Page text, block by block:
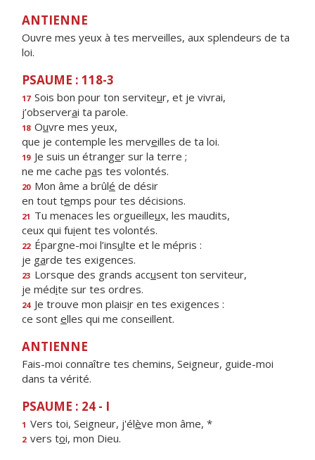
ANTIENNE
Ouvre mes yeux à tes merveilles, aux splendeurs de ta
loi.
PSAUME : 118-3
17 Sois bon pour ton serviteur, et je vivrai,
j’observerai ta parole.
18 Ouvre mes yeux,
que je contemple les merveilles de ta loi.
19 Je suis un étranger sur la terre ;
ne me cache pas tes volontés.
20 Mon âme a brûlé de désir
en tout temps pour tes décisions.
21 Tu menaces les orgueilleux, les maudits,
ceux qui fuient tes volontés.
22 Épargne-moi l’insulte et le mépris :
je garde tes exigences.
23 Lorsque des grands accusent ton serviteur,
je médite sur tes ordres.
24 Je trouve mon plaisir en tes exigences :
ce sont elles qui me conseillent.
ANTIENNE
Fais-moi connaître tes chemins, Seigneur, guide-moi
dans ta vérité.
PSAUME : 24 - I
1 Vers toi, Seigneur, j'élève mon âme, *
2 vers toi, mon Dieu.